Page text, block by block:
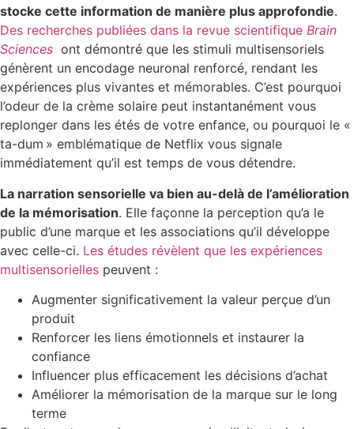
stocke cette information de manière plus approfondie.
Des recherches publiées dans la revue scientifique Brain
Sciences ont démontré que les stimuli multisensoriels
génèrent un encodage neuronal renforcé, rendant les
expériences plus vivantes et mémorables. C’est pourquoi
l’odeur de la crème solaire peut instantanément vous
replonger dans les étés de votre enfance, ou pourquoi le «
ta-dum » emblématique de Netflix vous signale
immédiatement qu’il est temps de vous détendre.
La narration sensorielle va bien au-delà de l’amélioration
de la mémorisation. Elle façonne la perception qu’a le
public d’une marque et les associations qu’il développe
avec celle-ci. Les études révèlent que les expériences
multisensorielles peuvent :
Augmenter significativement la valeur perçue d’un
produit
Renforcer les liens émotionnels et instaurer la
confiance
Influencer plus efficacement les décisions d’achat
Améliorer la mémorisation de la marque sur le long
terme